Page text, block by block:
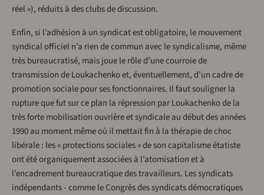
réel »), réduits à des clubs de discussion.
Enfin, si l’adhésion à un syndicat est obligatoire, le mouvement
syndical officiel n’a rien de commun avec le syndicalisme, même
très bureaucratisé, mais joue le rôle d’une courroie de
transmission de Loukachenko et, éventuellement, d’un cadre de
promotion sociale pour ses fonctionnaires. Il faut souligner la
rupture que fut sur ce plan la répression par Loukachenko de la
très forte mobilisation ouvrière et syndicale au début des années
1990 au moment même où il mettait fin à la thérapie de choc
libérale : les « protections sociales » de son capitalisme étatiste
ont été organiquement associées à l’atomisation et à
l’encadrement bureaucratique des travailleurs. Les syndicats
indépendants - comme le Congrès des syndicats démocratiques